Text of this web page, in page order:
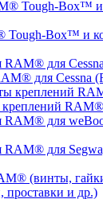
Tough-Box™ и
для Cessna